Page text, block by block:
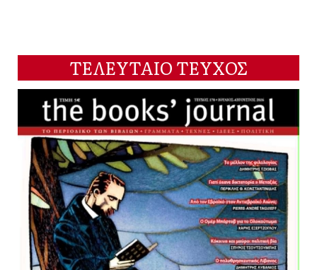
ΤΕΛΕΥΤΑΙΟ ΤΕΥΧΟΣ